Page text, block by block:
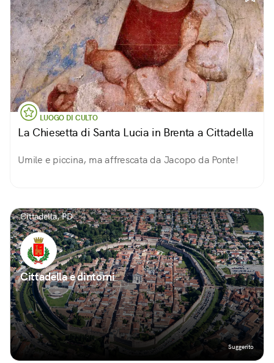
LUOGO DI CULTO
La Chiesetta di Santa Lucia in Brenta a Cittadella
Umile e piccina, ma affrescata da Jacopo da Ponte!
Cittadella, PD
Cittadella e dintorni
Suggerito